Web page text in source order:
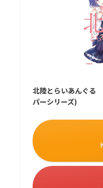
北陸とらいあんぐる
パーシリーズ)